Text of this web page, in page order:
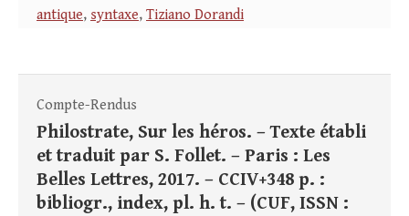
antique, syntaxe, Tiziano Dorandi
Compte-Rendus
Philostrate, Sur les héros. – Texte établi
et traduit par S. Follet. – Paris : Les
Belles Lettres, 2017. – CCIV+348 p. :
bibliogr., index, pl. h. t. – (CUF, ISSN :